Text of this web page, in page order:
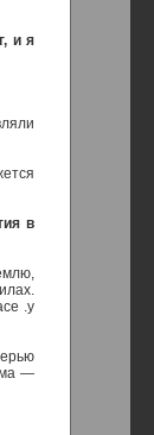
и я
в
.у
—